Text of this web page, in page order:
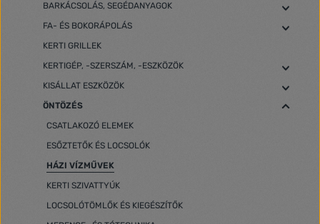
BARKÁCSOLÁS, SEGÉDANYAGOK
FA- ÉS BOKORÁPOLÁS
KERTI GRILLEK
KERTIGÉP, -SZERSZÁM, -ESZKÖZÖK
KISÁLLAT ESZKÖZÖK
ÖNTÖZÉS
CSATLAKOZÓ ELEMEK
ESŐZTETŐK ÉS LOCSOLÓK
HÁZI VÍZMŰVEK
KERTI SZIVATTYÚK
LOCSOLÓTÖMLŐK ÉS KIEGÉSZÍTŐK